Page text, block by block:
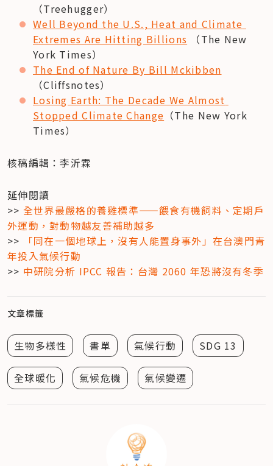
（Treehugger）
Well Beyond the U.S., Heat and Climate
Extremes Are Hitting Billions （The New
York Times）
The End of Nature By Bill Mckibben
（Cliffsnotes）
Losing Earth: The Decade We Almost
Stopped Climate Change （The New York
Times）
核稿編輯：李沂霖
延伸閱讀
>> 全世界最嚴格的養雞標準——餵食有機飼料、定期戶
外運動，對動物越友善補助越多
>>
「同在一個地球上，沒有人能置身事外」在台澳門青
年投入氣候行動
>> 中研院分析 IPCC 報告：台灣 2060 年恐將沒有冬季
文章標籤
生物多樣性 書單 氣候行動 SDG 13
全球暖化 氣候危機 氣候變遷